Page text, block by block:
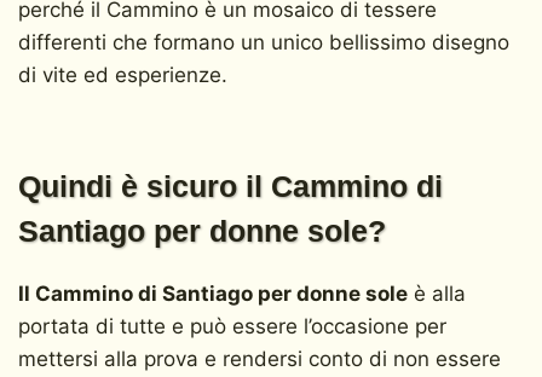
perché il Cammino è un mosaico di tessere
differenti che formano un unico bellissimo disegno
di vite ed esperienze.
Quindi è sicuro il Cammino di
Santiago per donne sole?
Il Cammino di Santiago per donne soleè alla
portata di tutte e può essere l’occasione per
mettersi alla prova e rendersi conto di non essere